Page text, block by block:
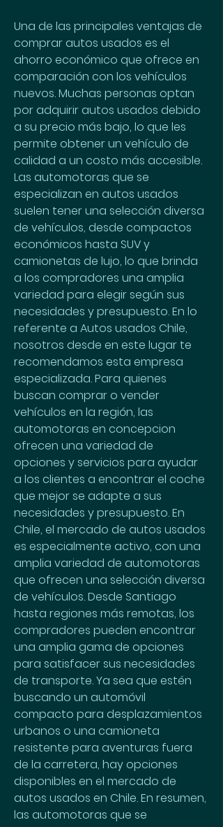
Una de las principales ventajas de
comprar autos usados es el
ahorro económico que ofrece en
comparación con los vehículos
nuevos. Muchas personas optan
por adquirir autos usados debido
a su precio más bajo, lo que les
permite obtener un vehículo de
calidad a un costo más accesible.
Las automotoras que se
especializan en autos usados
suelen tener una selección diversa
de vehículos, desde compactos
económicos hasta SUV y
camionetas de lujo, lo que brinda
a los compradores una amplia
variedad para elegir según sus
necesidades y presupuesto. En lo
referente a Autos usados Chile,
nosotros desde en este lugar te
recomendamos esta empresa
especializada. Para quienes
buscan comprar o vender
vehículos en la región, las
automotoras en concepcion
ofrecen una variedad de
opciones y servicios para ayudar
a los clientes a encontrar el coche
que mejor se adapte a sus
necesidades y presupuesto. En
Chile, el mercado de autos usados
es especialmente activo, con una
amplia variedad de automotoras
que ofrecen una selección diversa
de vehículos. Desde Santiago
hasta regiones más remotas, los
compradores pueden encontrar
una amplia gama de opciones
para satisfacer sus necesidades
de transporte. Ya sea que estén
buscando un automóvil
compacto para desplazamientos
urbanos o una camioneta
resistente para aventuras fuera
de la carretera, hay opciones
disponibles en el mercado de
autos usados en Chile. En resumen,
las automotoras que se